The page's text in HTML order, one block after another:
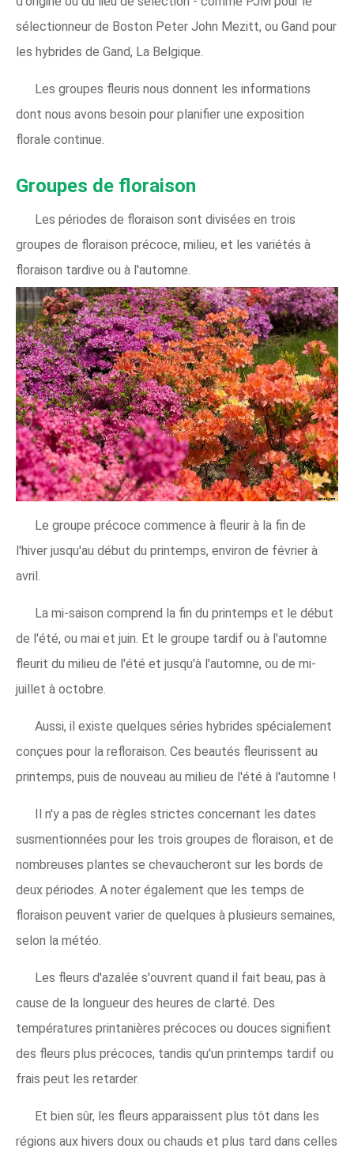
sélectionneur de Boston Peter John Mezitt, ou Gand pour
les hybrides de Gand, La Belgique.
Les groupes fleuris nous donnent les informations
dont nous avons besoin pour planifier une exposition
florale continue.
Groupes de floraison
Les périodes de floraison sont divisées en trois
groupes de floraison précoce, milieu, et les variétés à
floraison tardive ou à l'automne.
Le groupe précoce commence à fleurir à la fin de
l'hiver jusqu'au début du printemps, environ de février à
avril.
La mi-saison comprend la fin du printemps et le début
de l'été, ou mai et juin. Et le groupe tardif ou à l'automne
fleurit du milieu de l'été et jusqu'à l'automne, ou de mi-
juillet à octobre.
Aussi, il existe quelques séries hybrides spécialement
conçues pour la refloraison. Ces beautés fleurissent au
printemps, puis de nouveau au milieu de l'été à l'automne !
Il n'y a pas de règles strictes concernant les dates
susmentionnées pour les trois groupes de floraison, et de
nombreuses plantes se chevaucheront sur les bords de
deux périodes. A noter également que les temps de
floraison peuvent varier de quelques à plusieurs semaines,
selon la météo.
Les fleurs d'azalée s'ouvrent quand il fait beau, pas à
cause de la longueur des heures de clarté. Des
températures printanières précoces ou douces signifient
des fleurs plus précoces, tandis qu'un printemps tardif ou
frais peut les retarder.
Et bien sûr, les fleurs apparaissent plus tôt dans les
régions aux hivers doux ou chauds et plus tard dans celles